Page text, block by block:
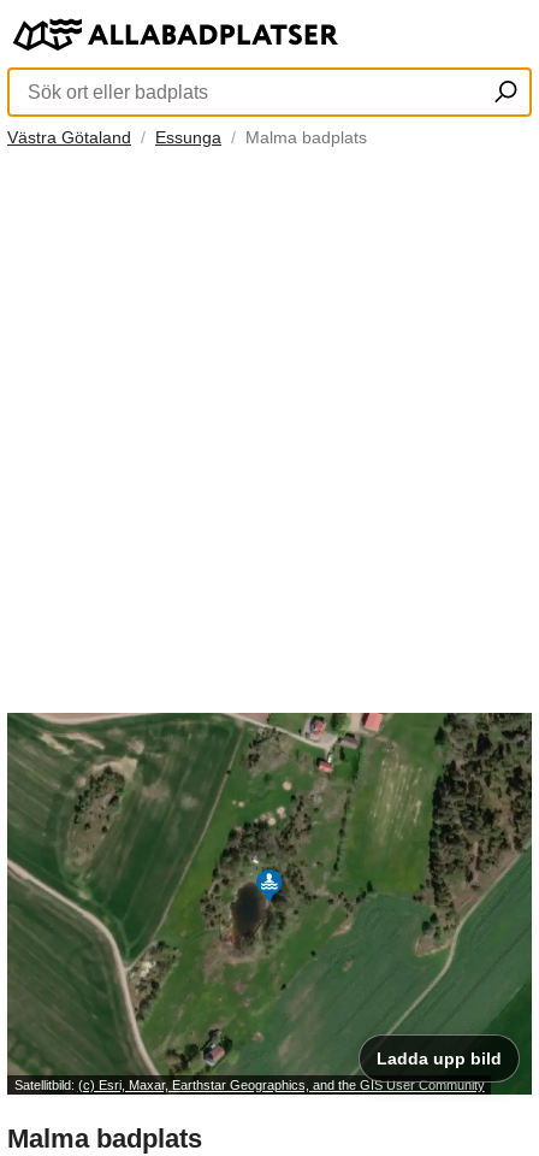
Västra Götaland Essunga Malma badplats
Satellitbild: (c) Esri, Maxar, Earthstar Geographics, and the GIS User Community
Ladda upp bild
Malma badplats